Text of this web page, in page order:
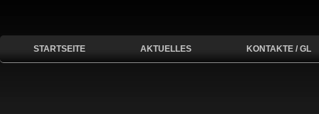
STARTSEITE AKTUELLES KONTAKTE / GL